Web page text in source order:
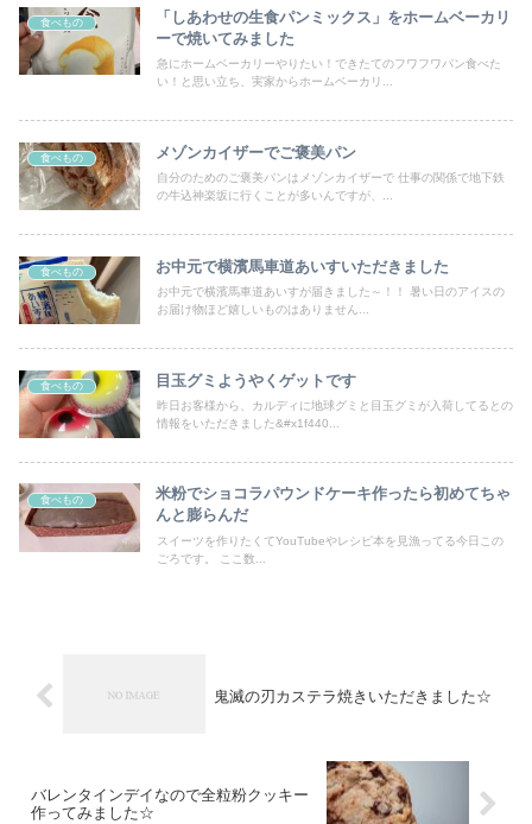
食べもの
「しあわせの生食パンミックス」をホームベーカリ
ーで焼いてみました
急にホームベーカリーやりたい！できたてのフワフワパン食べた
い！と思い立ち、実家からホームベーカリ...
食べもの メゾンカイザーでご褒美パン
自分のためのご褒美パンはメゾンカイザーで 仕事の関係で地下鉄
の牛込神楽坂に行くことが多いんですが、...
食べもの お中元で横濱馬車道あいすいただきました
お中元で横濱馬車道あいすが届きました～！！ 暑い日のアイスの
お届け物ほど嬉しいものはありません...
食べもの 目玉グミようやくゲットです
昨日お客様から、カルディに地球グミと目玉グミが入荷してるとの
情報をいただきました&#x1f440...
食べもの
米粉でショコラパウンドケーキ作ったら初めてちゃ
んと膨らんだ
スイーツを作りたくてYouTubeやレシピ本を見漁ってる今日この
ごろです。 ここ数...
鬼滅の刃カステラ焼きいただきました☆
バレンタインデイなので全粒粉クッキー
作ってみました☆